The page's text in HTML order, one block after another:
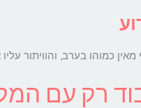
כמוהו בערב, והוויתור
רק עם